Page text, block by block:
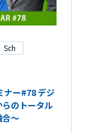
Sch
ナー#78 デジ
のトータル
合～